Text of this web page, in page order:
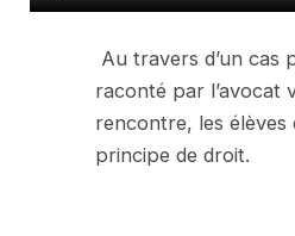
Au travers d’un cas
raconté par l’avocat
rencontre, les
principe de droit.